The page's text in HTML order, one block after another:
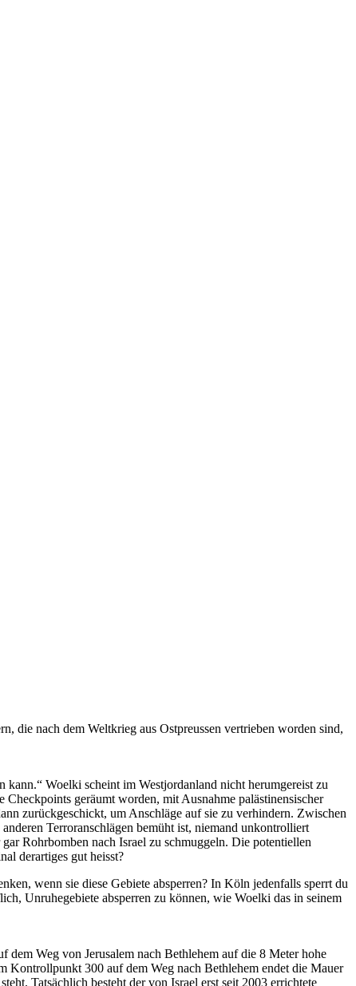
die nach dem Weltkrieg aus Ostpreussen vertrieben worden sind,
kann.“ Woelki scheint im Westjordanland nicht herumgereist zu
geräumt worden, mit Ausnahme palästinensischer
zurückgeschickt, um Anschläge auf sie zu verhindern. Zwischen
Terroranschlägen bemüht ist, niemand unkontrolliert
Rohrbomben nach Israel zu schmuggeln. Die potentiellen
derartiges gut heisst?
wenn sie diese Gebiete absperren? In Köln jedenfalls sperrt du
Unruhegebiete absperren zu können, wie Woelki das in seinem
dem Weg von Jerusalem nach Bethlehem auf die 8 Meter hohe
Kontrollpunkt 300 auf dem Weg nach Bethlehem endet die Mauer
Tatsächlich besteht der von Israel erst seit 2003 errichtete